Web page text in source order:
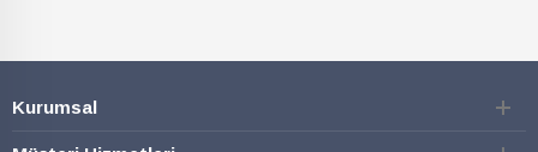
Kurumsal